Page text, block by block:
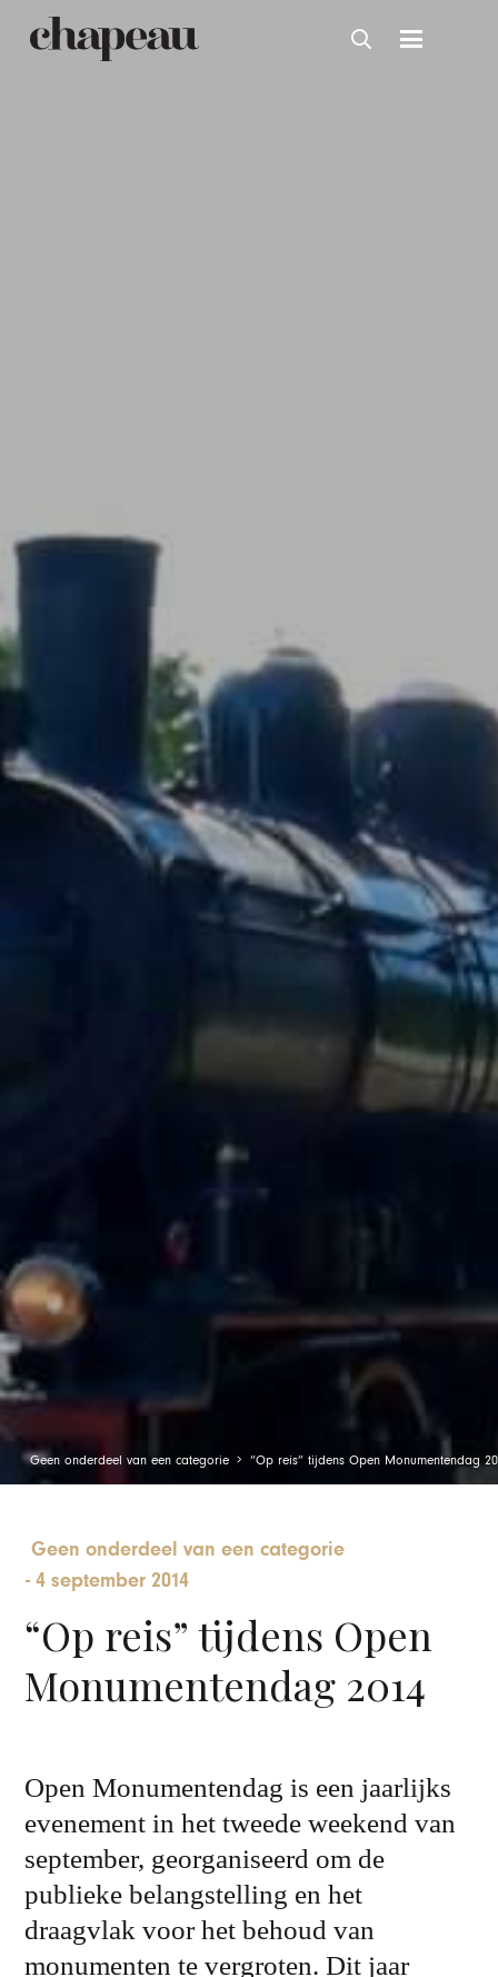
Geen onderdeel van een categorie “Op reis” tijdens Open Monumentendag
Geen onderdeel van een categorie
-4 september 2014
“Op reis” tijdens Open
Monumentendag 2014
Open Monumentendag is een jaarlijks
evenement in het tweede weekend van
september, georganiseerd om de
publieke belangstelling en het
draagvlak voor het behoud van
monumenten te vergroten. Dit jaar